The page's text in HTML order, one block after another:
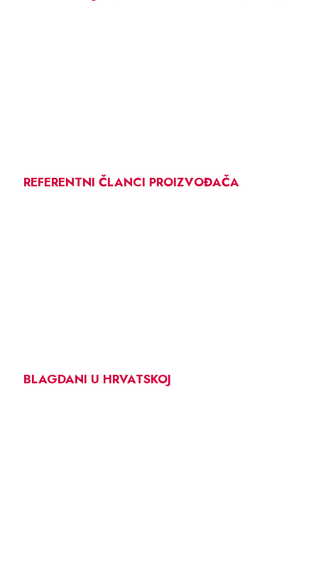
REFERENTNI ČLANCI PROIZVOĐAČA
BLAGDANI U HRVATSKOJ